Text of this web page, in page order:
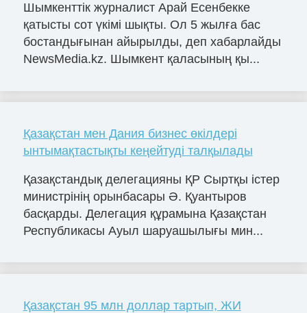
Шымкенттік журналист Арай Есенбекке
қатысты сот үкімі шықты. Ол 5 жылға бас
бостандығынан айырылды, деп хабарлайды
NewsMedia.kz. Шымкент қаласының қы...
Қазақстан мен Дания бизнес өкілдері
ынтымақтастықты кеңейтуді талқылады
Қазақстандық делегацияны ҚР Сыртқы істер
министрінің орынбасары Ә. Қуантыров
басқарды. Делегация құрамына Қазақстан
Республикасы Ауыл шаруашылығы мин...
Қазақстан 95 млн доллар тартып, ЖИ